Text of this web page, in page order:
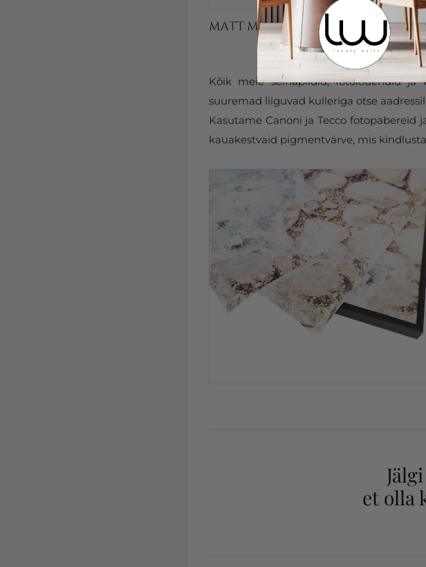
Kõik meie seinapildid, fotolõuendid ja
suuremad liiguvad kulleriga otse
Kasutame Canoni ja Tecco
kauakestvaid pigmentvärve, mis
et olla